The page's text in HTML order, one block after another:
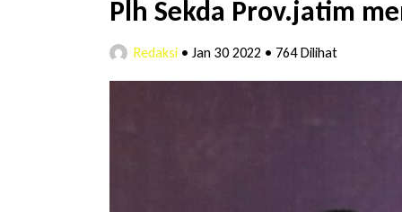
Hakim Sebut Saksi Beruntung Tak Terseret
Plh Sekda Prov.jatim
Redaksi • Jan 30 2022 • 764 Dilihat